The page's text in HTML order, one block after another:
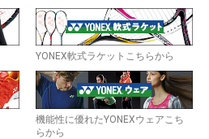
YONEX軟式ラケットこちらから
機能性に優れたYONEXウェアこち
らから